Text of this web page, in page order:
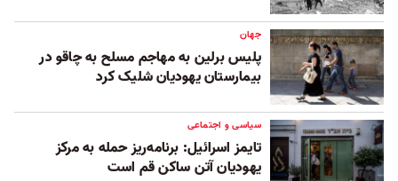
جهان
پلیس برلین به مهاجم مسلح به چاقو در
بیمارستان یهودیان شلیک کرد
سیاسی و اجتماعی
تایمز اسرائیل: برنامه‌ریز حمله به مرکز
یهودیان آتن ساکن قم است